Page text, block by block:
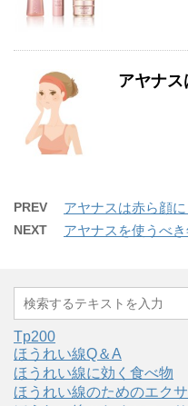
アヤナス
PREV アヤナスは赤ら顔
NEXT アヤナスを使うべ
Tp200
ほうれい線Q＆A
ほうれい線に効く食べ物
ほうれい線のためのエク